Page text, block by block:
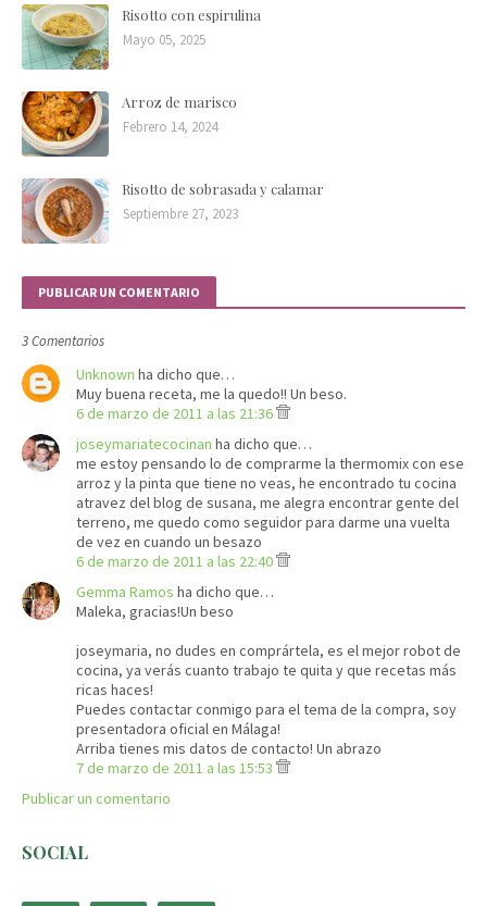
Risotto con espirulina
Mayo 05, 2025
Arroz de marisco
Febrero 14, 2024
Risotto de sobrasada y calamar
Septiembre 27, 2023
PUBLICAR UN COMENTARIO
3 Comentarios
Unknown ha dicho que…
Muy buena receta, me la quedo!! Un beso.
6 de marzo de 2011 a las 21:36
joseymariatecocinan ha dicho que…
me estoy pensando lo de comprarme la thermomix con ese
arroz y la pinta que tiene no veas, he encontrado tu cocina
atravez del blog de susana, me alegra encontrar gente del
terreno, me quedo como seguidor para darme una vuelta
de vez en cuando un besazo
6 de marzo de 2011 a las 22:40
Gemma Ramos ha dicho que…
Maleka, gracias!Un beso
joseymaria, no dudes en comprártela, es el mejor robot de
cocina, ya verás cuanto trabajo te quita y que recetas más
ricas haces!
Puedes contactar conmigo para el tema de la compra, soy
presentadora oficial en Málaga!
Arriba tienes mis datos de contacto! Un abrazo
7 de marzo de 2011 a las 15:53
Publicar un comentario
SOCIAL